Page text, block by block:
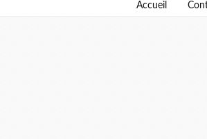
Accueil